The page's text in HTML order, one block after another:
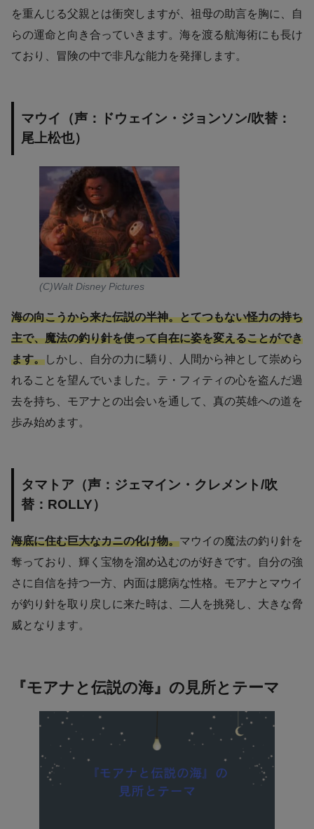
を重んじる父親とは衝突しますが、祖母の助言を胸に、自
らの運命と向き合っていきます。海を渡る航海術にも長け
ており、冒険の中で非凡な能力を発揮します。
マウイ（声：ドウェイン・ジョンソン/吹替：
尾上松也）
(C)Walt Disney Pictures
海の向こうから来た伝説の半神。とてつもない怪力の持ち
主で、魔法の釣り針を使って自在に姿を変えることができ
ます。しかし、自分の力に驕り、人間から神として崇めら
れることを望んでいました。テ・フィティの心を盗んだ過
去を持ち、モアナとの出会いを通して、真の英雄への道を
歩み始めます。
タマトア（声：ジェマイン・クレメント/吹
替：ROLLY）
海底に住む巨大なカニの化け物。マウイの魔法の釣り針を
奪っており、輝く宝物を溜め込むのが好きです。自分の強
さに自信を持つ一方、内面は臆病な性格。モアナとマウイ
が釣り針を取り戻しに来た時は、二人を挑発し、大きな脅
威となります。
『モアナと伝説の海』の見所とテーマ